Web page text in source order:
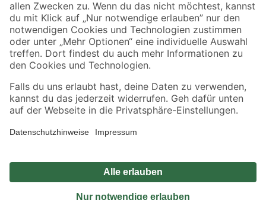
Jetzt die toom-App herunterladen
Alle Preisangaben in EUR inkl. gesetzl. MwSt.. Die dargestellten Angebote sind unter
Umständen nicht in allen Märkten verfügbar. Die angegebenen Verfügbarkeiten beziehen
Produkte nur solange der Vorrat reicht.
*Paketversand ab 59 € versandkostenfrei, gilt nicht für Artikel mit Speditionsversand, hier
Privatsphäre Impressum
Nutzungsbedingungen
Widerrufsrecht
Vertrag widerrufen